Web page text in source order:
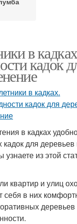
в
кадок
в кадках
кадок для деревьев
из этой
квартир и улиц
себя в них